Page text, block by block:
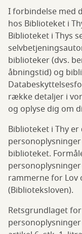
I forbindelse med
hos Biblioteket i
Biblioteket i Thys
biblioteker (dvs.
åbningstid) og
række detaljer i
og oplyse dig om
Biblioteket i Thy
biblioteket.
rammerne for Lov
(Biblioteksloven).
Retsgrundlaget